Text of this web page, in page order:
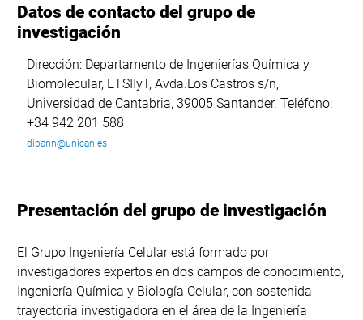
Datos de contacto del grupo de
investigación
Dirección: Departamento de Ingenierías Química y
Biomolecular, ETSIIyT, Avda.Los Castros s/n,
Universidad de Cantabria, 39005 Santander. Teléfono:
+34 942 201 588
dibann@unican.es
Presentación del grupo de investigación
El Grupo Ingeniería Celular está formado por
investigadores expertos en dos campos de conocimiento,
Ingeniería Química y Biología Celular, con sostenida
trayectoria investigadora en el área de la Ingeniería